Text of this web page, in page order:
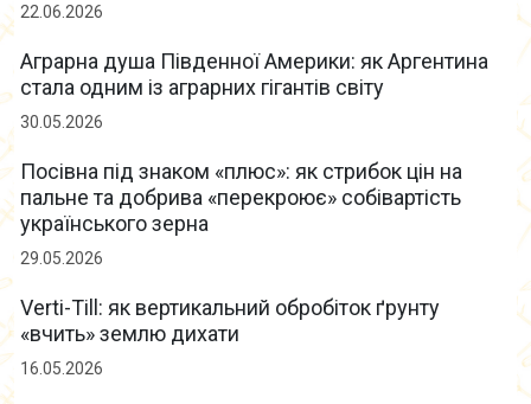
22.06.2026
Аграрна душа Південної Америки: як Аргентина
стала одним із аграрних гігантів світу
30.05.2026
Посівна під знаком «плюс»: як стрибок цін на
пальне та добрива «перекроює» собівартість
українського зерна
29.05.2026
Verti-Till: як вертикальний обробіток ґрунту
«вчить» землю дихати
16.05.2026